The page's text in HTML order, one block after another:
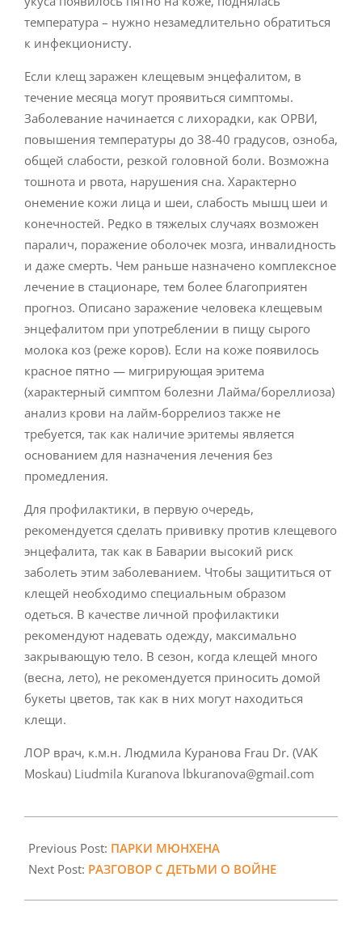
температура – нужно незамедлительно обратиться
к инфекционисту.
Если клещ заражен клещевым энцефалитом, в
течение месяца могут проявиться симптомы.
Заболевание начинается с лихорадки, как ОРВИ,
повышения температуры до 38-40 градусов, озноба,
общей слабости, резкой головной боли. Возможна
тошнота и рвота, нарушения сна. Характерно
онемение кожи лица и шеи, слабость мышц шеи и
конечностей. Редко в тяжелых случаях возможен
паралич, поражение оболочек мозга, инвалидность
и даже смерть. Чем раньше назначено комплексное
лечение в стационаре, тем более благоприятен
прогноз. Описано заражение человека клещевым
энцефалитом при употреблении в пищу сырого
молока коз (реже коров). Если на коже появилось
красное пятно — мигрирующая эритема
(характерный симптом болезни Лайма/бореллиоза)
анализ крови на лайм-боррелиоз также не
требуется, так как наличие эритемы является
основанием для назначения лечения без
промедления.
Для профилактики, в первую очередь,
рекомендуется сделать прививку против клещевого
энцефалита, так как в Баварии высокий риск
заболеть этим заболеванием. Чтобы защититься от
клещей необходимо специальным образом
одеться. В качестве личной профилактики
рекомендуют надевать одежду, максимально
закрывающую тело. В сезон, когда клещей много
(весна, лето), не рекомендуется приносить домой
букеты цветов, так как в них могут находиться
клещи.
ЛОР врач, к.м.н. Людмила Куранова Frau Dr. (VAK
Moskau) Liudmila Kuranova lbkuranova@gmail.com
04-
02
Previous Post: ПАРКИ МЮНХЕНА
Next Post: РАЗГОВОР С ДЕТЬМИ О ВОЙНЕ